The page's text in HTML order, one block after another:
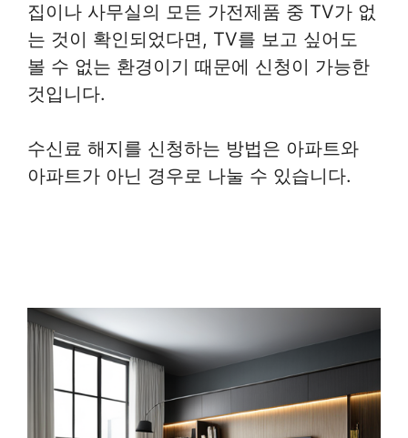
집이나 사무실의 모든 가전제품 중 TV가 없
는 것이 확인되었다면, TV를 보고 싶어도
볼 수 없는 환경이기 때문에 신청이 가능한
것입니다.
수신료 해지를 신청하는 방법은 아파트와
아파트가 아닌 경우로 나눌 수 있습니다.